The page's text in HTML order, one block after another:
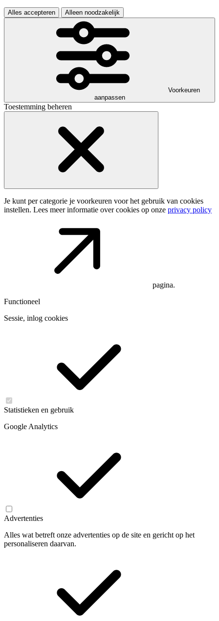
Alles accepteren Alleen noodzakelijk
Voorkeuren
aanpassen
Toestemming beheren
Je kunt per categorie je voorkeuren voor het gebruik van cookies
instellen. Lees meer informatie over cookies op onze privacy policy
pagina.
Functioneel
Sessie, inlog cookies
Statistieken en gebruik
Google Analytics
Advertenties
Alles wat betreft onze advertenties op de site en gericht op het
personaliseren daarvan.